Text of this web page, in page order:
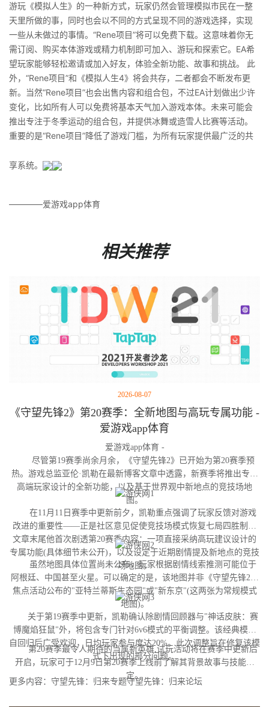
游玩《模拟人生》的一种新方式，玩家仍然会管理模拟市民在一整
天里所做的事，同时也会以不同的方式呈现不同的游戏选择，实现
一些从未做过的事情。“Rene项目”将可以免费下载。这意味着你无
需订阅、购买本体游戏或精力机制即可加入、游玩和探索它。EA希
望玩家能够轻松邀请或加入好友，体验全新功能、故事和挑战。 此
外，“Rene项目”和《模拟人生4》将会共存，二者都会不断发布更
新。当然“Rene项目”也会出售内容和组合包，不过EA计划做出少许
变化，比如所有人可以免费将基本天气加入游戏本体。未来可能会
推出专注于冬季运动的组合包，并提供冰舞或造雪人比赛等活动。
重要的是“Rene项目”降低了游戏门槛，为所有玩家提供最广泛的共
享系统。
————爱游戏app体育
相关推荐
2026-08-07
《守望先锋2》第20赛季：全新地图与高玩专属功能 -
爱游戏app体育
爱游戏app体育 -
尽管第19赛季尚余月余，《守望先锋2》已开始为第20赛季预
热。游戏总监亚伦·凯勒在最新博客文章中透露，新赛季将推出专为
高端玩家设计的全新功能，以及基于世界观中新地点的竞技场地
图。
在11月11日赛季中更新前夕，凯勒重点强调了玩家反馈对游戏
改进的重要性——正是社区意见促使竞技场模式恢复七局四胜制。
文章末尾他首次剧透第20赛季内容：一项直接采纳高玩建议设计的
专属功能(具体细节未公开)，以及设定于近期剧情提及新地点的竞技
场地图。
虽然地图具体位置尚未公布，玩家根据剧情线索推测可能位于
阿根廷、中国甚至火星。可以确定的是，该地图并非《守望先锋2》
焦点活动公布的"亚特兰蒂斯生态园"或"新东京"(这两张为常规模式
地图)。
关于第19赛季中更新，凯勒确认除剧情回顾器与"神话皮肤：赛
博魔焰狂鼠"外，将包含专门针对6v6模式的平衡调整。该经典模式
自回归后广受欢迎，日均玩家参与度达20%。此次调整旨在修复该模
式下出现的部分问题。
第20赛季最令人期待的当属新英雄,试玩活动将在赛季中更新后
开启，玩家可于12月9日第20赛季上线前了解其背景故事与技能设
定。
更多内容：守望先锋：归来专题守望先锋：归来论坛